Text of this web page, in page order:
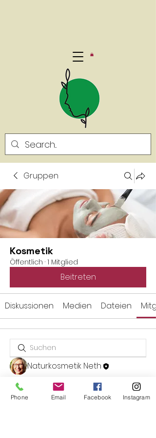
Gruppen
Kosmetik
Öffentlich · 1 Mitglied
Beitreten
Diskussionen Medien Dateien
Naturkosmetik Neth
Phone Email Facebook Instagram